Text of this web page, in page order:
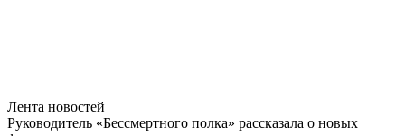
Лента новостей
Руководитель «Бессмертного полка» рассказала о новых